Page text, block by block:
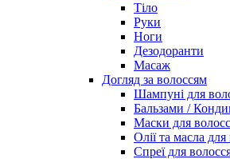
Тіло
Руки
Ноги
Дезодоранти
Масаж
Догляд за волоссям
Шампуні для
Бальзами /
Маски для
Олії та масла для
Спреї для